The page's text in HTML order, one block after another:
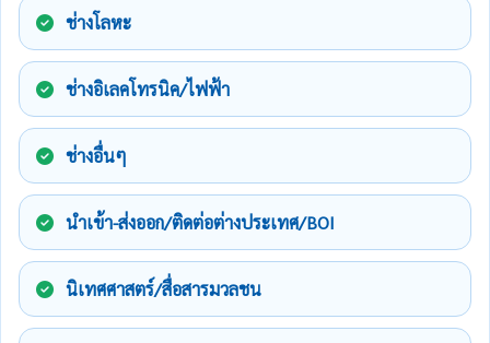
ช่างโลหะ
ช่างอิเลคโทรนิค/ไฟฟ้า
ช่างอื่นๆ
นำเข้า-ส่งออก/ติดต่อต่างประเทศ/BOI
นิเทศศาสตร์/สื่อสารมวลชน